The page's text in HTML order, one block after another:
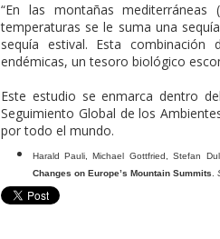
“En las montañas
temperaturas se le suma una
sequía estival. Esta
endémicas, un tesoro biológico
Este estudio se enmarca dentro
Seguimiento Global de los
por todo el mundo.
Harald Pauli, Michael Gottfried, Stefan
Changes on Europe’s Mountain Summits